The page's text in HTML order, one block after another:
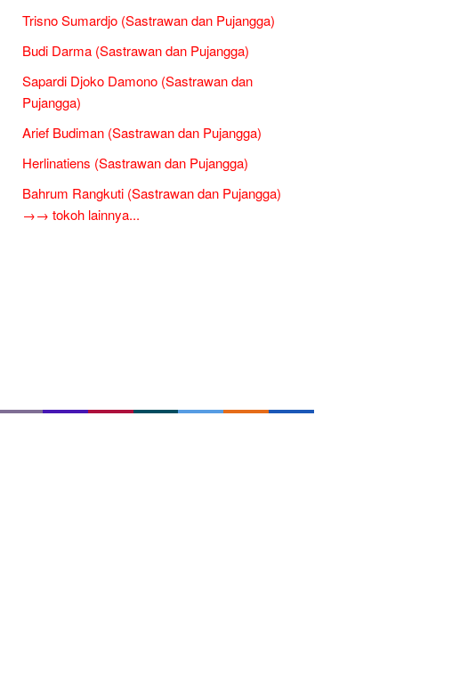
Trisno Sumardjo (Sastrawan dan Pujangga)
Budi Darma (Sastrawan dan Pujangga)
Sapardi Djoko Damono (Sastrawan dan
Pujangga)
Arief Budiman (Sastrawan dan Pujangga)
Herlinatiens (Sastrawan dan Pujangga)
Bahrum Rangkuti (Sastrawan dan Pujangga)
→→ tokoh lainnya...